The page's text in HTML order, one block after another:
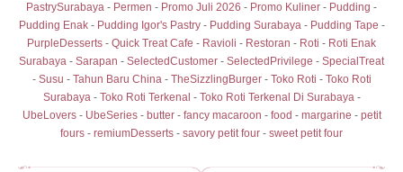
PastrySurabaya - Permen - Promo Juli 2026 - Promo Kuliner - Pudding -
Pudding Enak- Pudding Igor's Pastry- Pudding Surabaya- Pudding Tape -
PurpleDesserts - Quick Treat Cafe - Ravioli - Restoran - Roti - Roti Enak
Surabaya - Sarapan - SelectedCustomer - SelectedPrivilege - SpecialTreat
- Susu - Tahun Baru China- TheSizzlingBurger- Toko Roti - Toko Roti
Surabaya- Toko Roti Terkenal - Toko Roti Terkenal Di Surabaya-
UbeLovers- UbeSeries- butter- fancy macaroon - food - margarine - petit
fours - remiumDesserts - savory petit four - sweet petit four